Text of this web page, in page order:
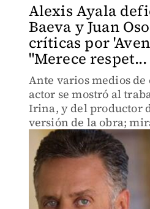
Alexis Ayala
Baeva y Juan
críticas por
"Merece respet...
Ante varios medios
actor se mostró al
Irina, y del productor
versión de la obra;
declaraciones.